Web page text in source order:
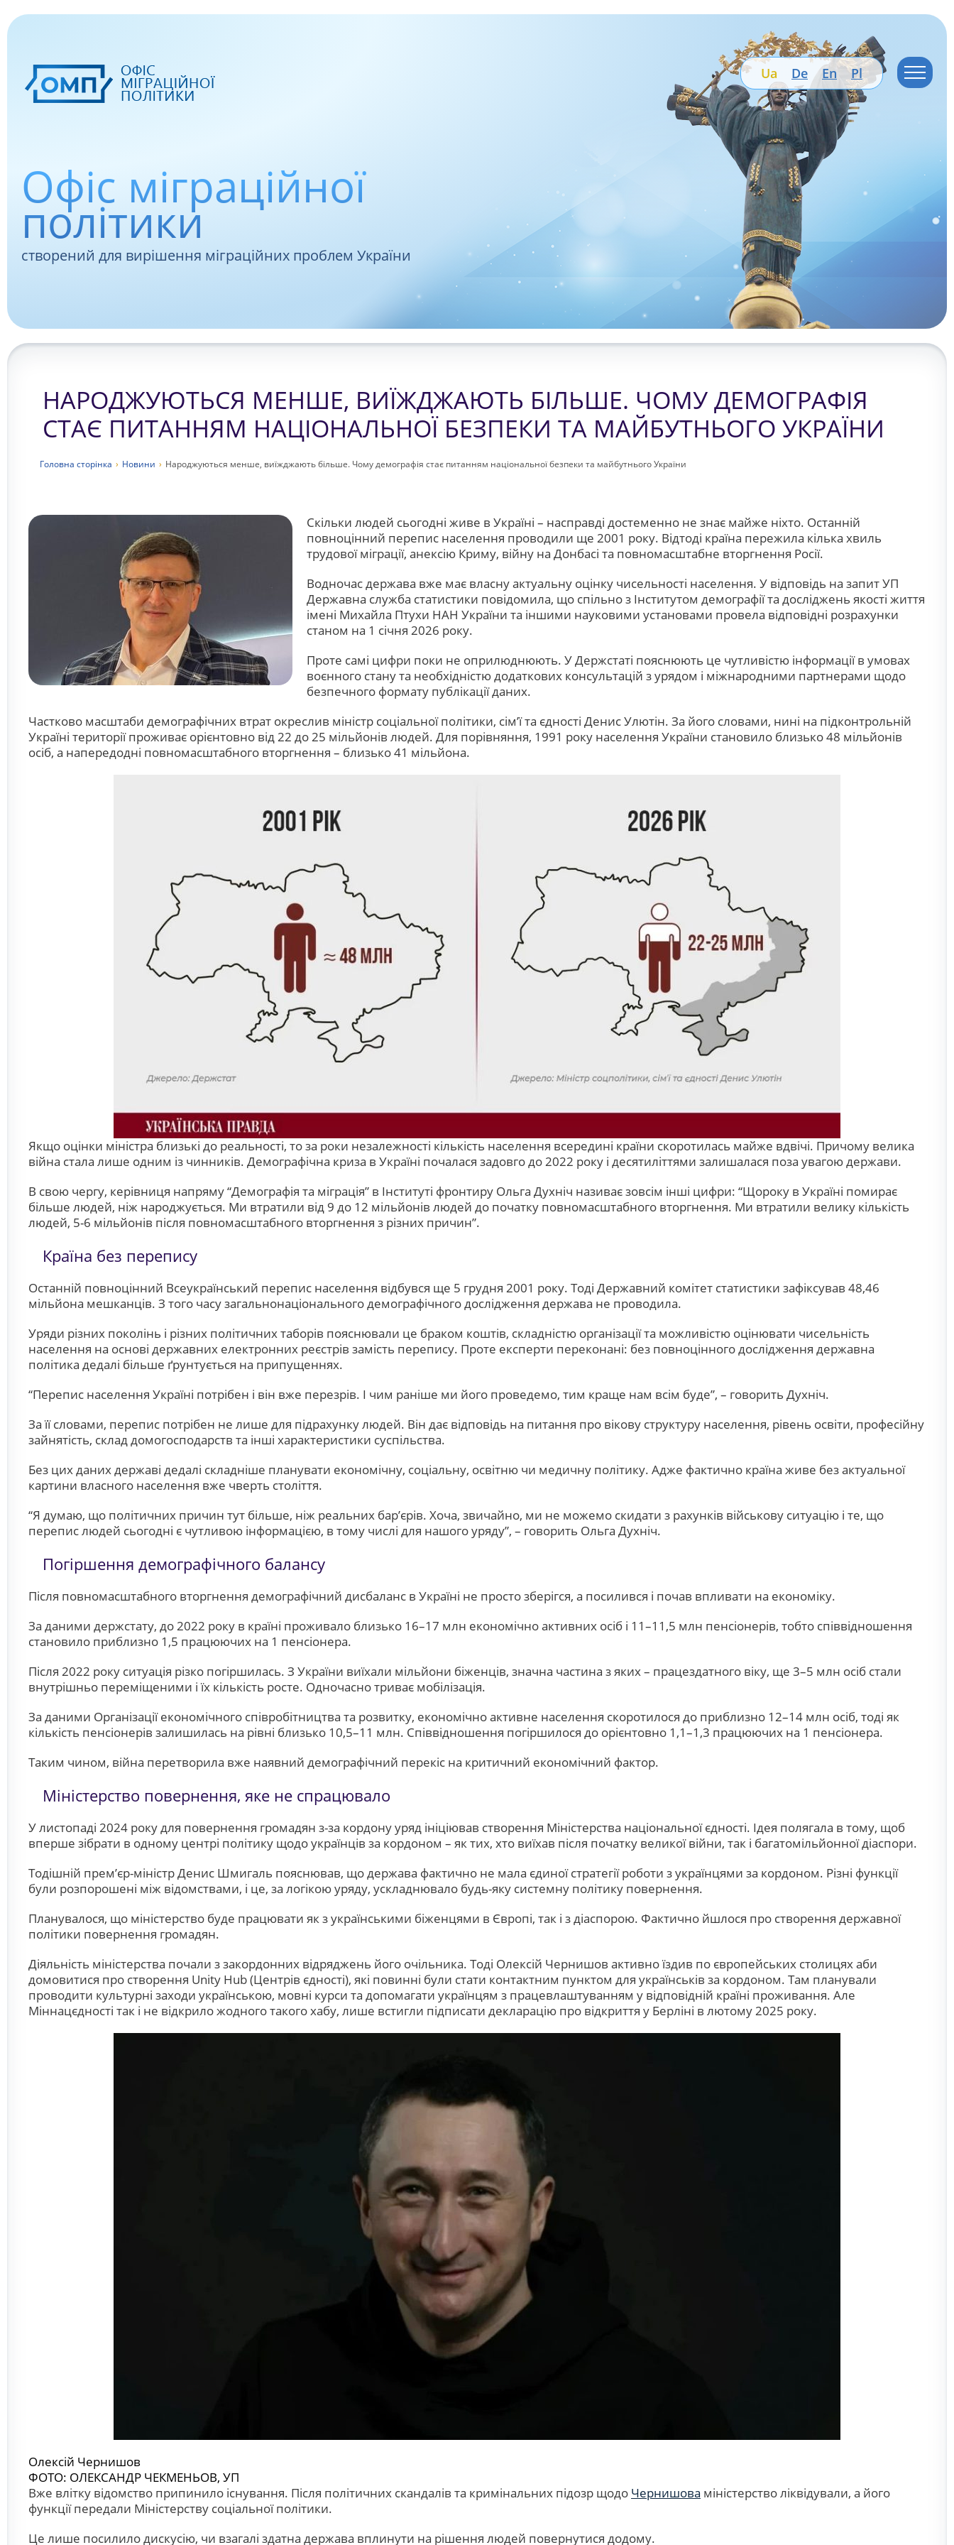
Ua De En Pl
Офіс міграційної
політики
створений для вирішення міграційних проблем України
НАРОДЖУЮТЬСЯ МЕНШЕ, ВИЇЖДЖАЮТЬ БІЛЬШЕ. ЧОМУ ДЕМОГРАФІЯ
СТАЄ ПИТАННЯМ НАЦІОНАЛЬНОЇ БЕЗПЕКИ ТА МАЙБУТНЬОГО УКРАЇНИ
Головна сторiнка › Новини › Народжуються менше, виїжджають більше. Чому демографія стає питанням національної безпеки та майбутнього України
Скільки людей сьогодні живе в Україні – насправді достеменно не знає майже ніхто. Останній
повноцінний перепис населення проводили ще 2001 року. Відтоді країна пережила кілька хвиль
трудової міграції, анексію Криму, війну на Донбасі та повномасштабне вторгнення Росії.
Водночас держава вже має власну актуальну оцінку чисельності населення. У відповідь на запит УП
Державна служба статистики повідомила, що спільно з Інститутом демографії та досліджень якості життя
імені Михайла Птухи НАН України та іншими науковими установами провела відповідні розрахунки
станом на 1 січня 2026 року.
Проте самі цифри поки не оприлюднюють. У Держстаті пояснюють це чутливістю інформації в умовах
воєнного стану та необхідністю додаткових консультацій з урядом і міжнародними партнерами щодо
безпечного формату публікації даних.
Частково масштаби демографічних втрат окреслив міністр соціальної політики, сім’ї та єдності Денис Улютін. За його словами, нині на підконтрольній
Україні території проживає орієнтовно від 22 до 25 мільйонів людей. Для порівняння, 1991 року населення України становило близько 48 мільйонів
осіб, а напередодні повномасштабного вторгнення – близько 41 мільйона.
Якщо оцінки міністра близькі до реальності, то за роки незалежності кількість населення всередині країни скоротилась майже вдвічі. Причому велика
війна стала лише одним із чинників. Демографічна криза в Україні почалася задовго до 2022 року і десятиліттями залишалася поза увагою держави.
В свою чергу, керівниця напряму “Демографія та міграція” в Інституті фронтиру Ольга Духніч називає зовсім інші цифри: “Щороку в Україні помирає
більше людей, ніж народжується. Ми втратили від 9 до 12 мільйонів людей до початку повномасштабного вторгнення. Ми втратили велику кількість
людей, 5-6 мільйонів після повномасштабного вторгнення з різних причин”.
Країна без перепису
Останній повноцінний Всеукраїнський перепис населення відбувся ще 5 грудня 2001 року. Тоді Державний комітет статистики зафіксував 48,46
мільйона мешканців. З того часу загальнонаціонального демографічного дослідження держава не проводила.
Уряди різних поколінь і різних політичних таборів пояснювали це браком коштів, складністю організації та можливістю оцінювати чисельність
населення на основі державних електронних реєстрів замість перепису. Проте експерти переконані: без повноцінного дослідження державна
політика дедалі більше ґрунтується на припущеннях.
“Перепис населення Україні потрібен і він вже перезрів. І чим раніше ми його проведемо, тим краще нам всім буде”, – говорить Духніч.
За її словами, перепис потрібен не лише для підрахунку людей. Він дає відповідь на питання про вікову структуру населення, рівень освіти, професійну
зайнятість, склад домогосподарств та інші характеристики суспільства.
Без цих даних державі дедалі складніше планувати економічну, соціальну, освітню чи медичну політику. Адже фактично країна живе без актуальної
картини власного населення вже чверть століття.
“Я думаю, що політичних причин тут більше, ніж реальних бар’єрів. Хоча, звичайно, ми не можемо скидати з рахунків військову ситуацію і те, що
перепис людей сьогодні є чутливою інформацією, в тому числі для нашого уряду”, – говорить Ольга Духніч.
Погіршення демографічного балансу
Після повномасштабного вторгнення демографічний дисбаланс в Україні не просто зберігся, а посилився і почав впливати на економіку.
За даними держстату, до 2022 року в країні проживало близько 16–17 млн економічно активних осіб і 11–11,5 млн пенсіонерів, тобто співвідношення
становило приблизно 1,5 працюючих на 1 пенсіонера.
Після 2022 року ситуація різко погіршилась. З України виїхали мільйони біженців, значна частина з яких – працездатного віку, ще 3–5 млн осіб стали
внутрішньо переміщеними і їх кількість росте. Одночасно триває мобілізація.
За даними Організації економічного співробітництва та розвитку, економічно активне населення скоротилося до приблизно 12–14 млн осіб, тоді як
кількість пенсіонерів залишилась на рівні близько 10,5–11 млн. Співвідношення погіршилося до орієнтовно 1,1–1,3 працюючих на 1 пенсіонера.
Таким чином, війна перетворила вже наявний демографічний перекіс на критичний економічний фактор.
Міністерство повернення, яке не спрацювало
У листопаді 2024 року для повернення громадян з-за кордону уряд ініціював створення Міністерства національної єдності. Ідея полягала в тому, щоб
вперше зібрати в одному центрі політику щодо українців за кордоном – як тих, хто виїхав після початку великої війни, так і багатомільйонної діаспори.
Тодішній прем’єр-міністр Денис Шмигаль пояснював, що держава фактично не мала єдиної стратегії роботи з українцями за кордоном. Різні функції
були розпорошені між відомствами, і це, за логікою уряду, ускладнювало будь-яку системну політику повернення.
Планувалося, що міністерство буде працювати як з українськими біженцями в Європі, так і з діаспорою. Фактично йшлося про створення державної
політики повернення громадян.
Діяльність міністерства почали з закордонних відряджень його очільника. Тоді Олексій Чернишов активно їздив по європейських столицях аби
домовитися про створення Unity Hub (Центрів єдності), які повинні були стати контактним пунктом для українськів за кордоном. Там планували
проводити культурні заходи українською, мовні курси та допомагати українцям з працевлаштуванням у відповідній країні проживання. Але
Міннацєдності так і не відкрило жодного такого хабу, лише встигли підписати декларацію про відкриття у Берліні в лютому 2025 року.
Олексій Чернишов
ФОТО: ОЛЕКСАНДР ЧЕКМЕНЬОВ, УП
Вже влітку відомство припинило існування. Після політичних скандалів та кримінальних підозр щодо Чернишова міністерство ліквідували, а його
функції передали Міністерству соціальної політики.
Це лише посилило дискусію, чи взагалі здатна держава вплинути на рішення людей повернутися додому.